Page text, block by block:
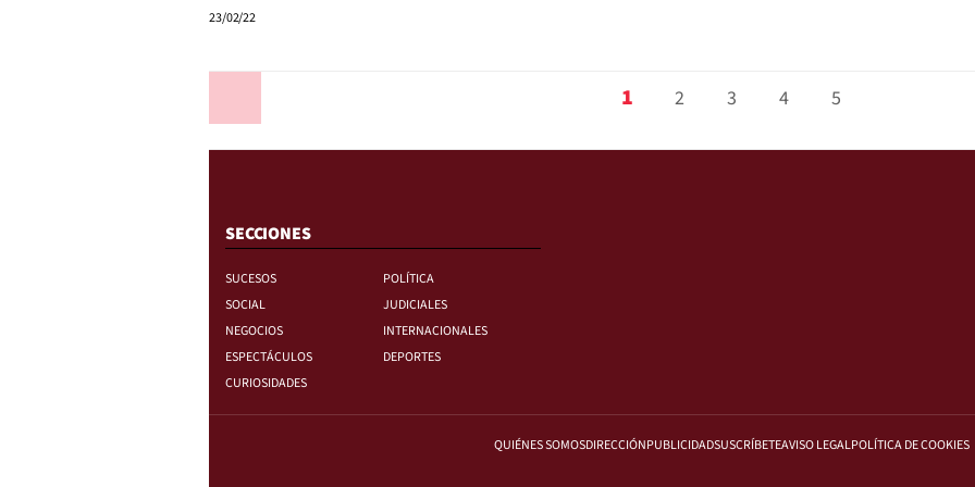
23/02/22
1 2 3 4 5
SECCIONES
SUCESOS
POLÍTICA
SOCIAL
JUDICIALES
NEGOCIOS
INTERNACIONALES
ESPECTÁCULOS
DEPORTES
CURIOSIDADES
QUIÉNES SOMOSDIRECCIÓNPUBLICIDADSUSCRÍBETEAVISO LEGALPOLÍTICA DE COOKIES